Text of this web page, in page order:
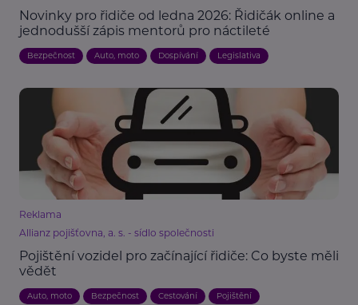
Novinky pro řidiče od ledna 2026: Řidičák online a
jednodušší zápis mentorů pro náctileté
Bezpečnost Auto, moto Dospívání Legislativa
Reklama
Allianz pojišťovna, a. s. - sídlo společnosti
Pojištění vozidel pro začínající řidiče: Co byste měli
vědět
Auto, moto Bezpečnost Cestování Pojištění